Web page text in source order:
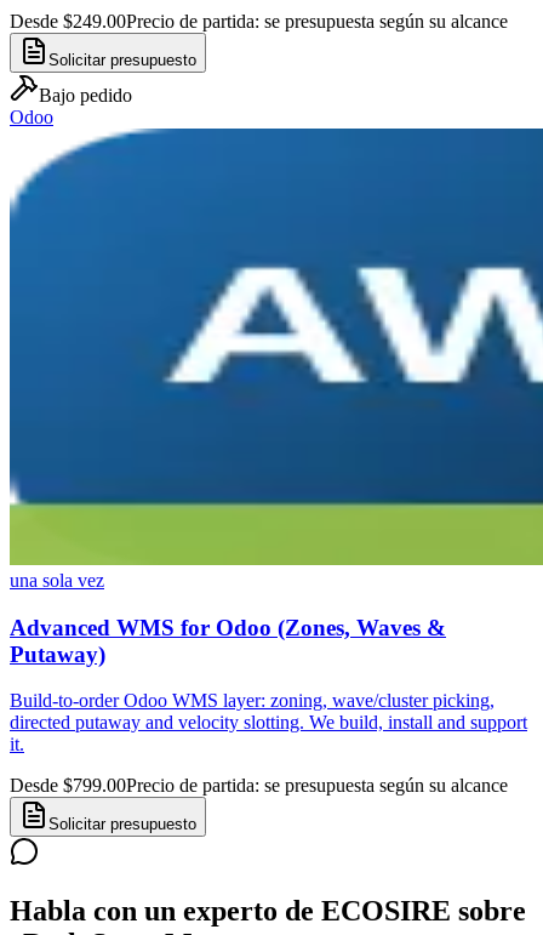
Desde $249.00Precio de partida: se presupuesta según su alcance
Solicitar presupuesto
Bajo pedido
Odoo
una sola vez
Advanced WMS for Odoo (Zones, Waves &
Putaway)
Build-to-order Odoo WMS layer: zoning, wave/cluster picking,
directed putaway and velocity slotting. We build, install and support
it.
Desde $799.00Precio de partida: se presupuesta según su alcance
Solicitar presupuesto
Habla con un experto de ECOSIRE sobre